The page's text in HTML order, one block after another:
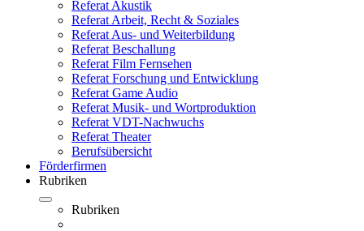
Referat Akustik
Referat Arbeit, Recht & Soziales
Referat Aus- und Weiterbildung
Referat Beschallung
Referat Film Fernsehen
Referat Forschung und Entwicklung
Referat Game Audio
Referat Musik- und Wortproduktion
Referat VDT-Nachwuchs
Referat Theater
Berufsübersicht
Förderfirmen
Rubriken
Rubriken